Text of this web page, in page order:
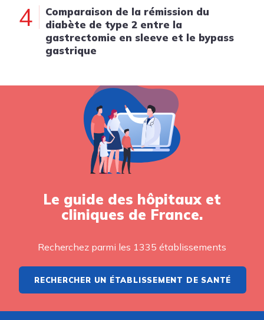
4
Comparaison de la rémission du
diabète de type 2 entre la
gastrectomie en sleeve et le bypass
gastrique
Le guide des hôpitaux et
cliniques de France.
Recherchez parmi les 1335 établissements
RECHERCHER UN ÉTABLISSEMENT DE SANTÉ